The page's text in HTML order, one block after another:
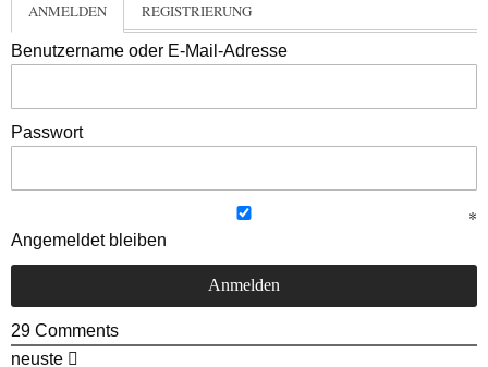
ANMELDEN REGISTRIERUNG
Benutzername oder E-Mail-Adresse
Passwort
Angemeldet bleiben
29 Comments
neuste